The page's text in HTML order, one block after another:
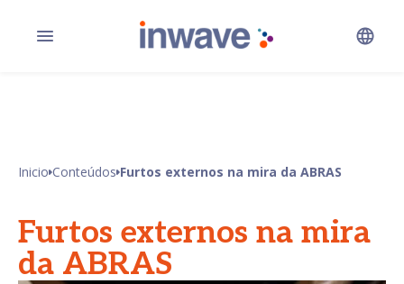
Inicio Conteúdos Furtos externos na mira da ABRAS
Furtos externos na mira
da ABRAS